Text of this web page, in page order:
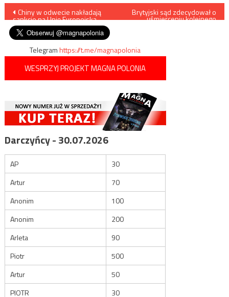
Nawigacja
wpisu
Chiny w odwecie nakładają
sankcje na Unię Europejską
Brytyjski sąd zdecydował o
uśmierceniu kolejnego
Telegramhttps://t.me/magnapolonia
WESPRZYJ PROJEKT MAGNA POLONIA
Darczyńcy - 30.07.2026
AP
30
Artur
70
Anonim
100
Anonim
200
Arleta
90
Piotr
500
Artur
50
PIOTR
30